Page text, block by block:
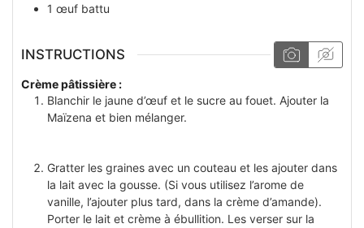
1 œuf battu
INSTRUCTIONS
Crème pâtissière :
Blanchir le jaune d’œuf et le sucre au fouet. Ajouter la
Maïzena et bien mélanger.
Gratter les graines avec un couteau et les ajouter dans
la lait avec la gousse. (Si vous utilisez l’arome de
vanille, l’ajouter plus tard, dans la crème d’amande).
Porter le lait et crème à ébullition. Les verser sur la